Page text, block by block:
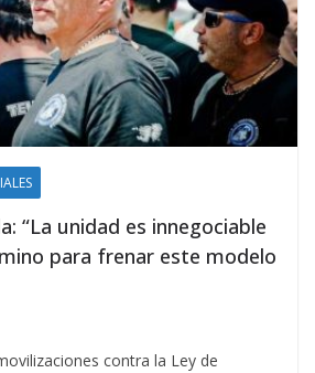
“La unidad es innegociable
para frenar este modelo
contra la Ley de